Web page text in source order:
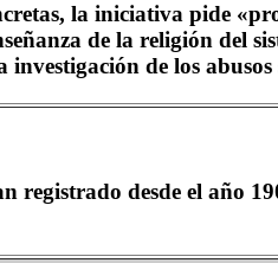
la iniciativa pide
de la religión del
investigación de los
registrado desde el año